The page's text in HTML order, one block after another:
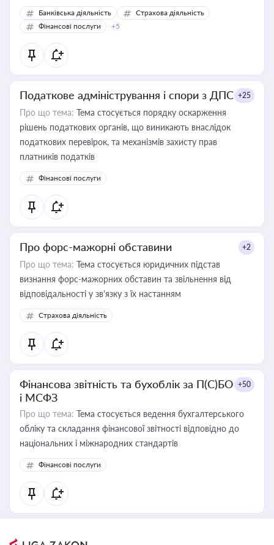
Банківська діяльність
Страхова діяльність
Фінансові послуги
+5
Податкове адміністрування і спори з ДПС +25
Про що тема: Тема стосується порядку оскарження
рішень податкових органів, що виникають внаслідок
податкових перевірок, та механізмів захисту прав
платників податків
Фінансові послуги
Про форс-мажорні обставини +2
Про що тема: Тема стосується юридичних підстав
визнання форс-мажорних обставин та звільнення від
відповідальності у зв'язку з їх настанням
Страхова діяльність
Фінансова звітність та бухоблік за П(С)БО
і МСФЗ
+50
Про що тема: Тема стосується ведення бухгалтерського
обліку та складання фінансової звітності відповідно до
національних і міжнародних стандартів
Фінансові послуги